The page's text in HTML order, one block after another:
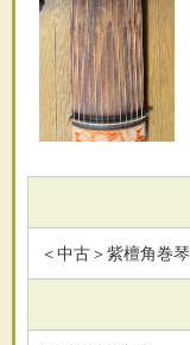
＜中古＞紫檀角巻琴